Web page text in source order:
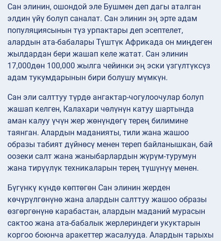
Сан элинин, ошондой эле Бушмен деп дагы аталган
элдин үйү болуп саналат. Сан элинин эң эрте адам
популяциясынын түз урпактары деп эсептелет,
алардын ата-бабалары Түштүк Африкада он миңдеген
жылдардан бери жашап келе жатат. Сан элинин
17,000дөн 100,000 жылга чейинки эң эски үзгүлтүксүз
адам тукумдарынын бири болушу мүмкүн.
Сан эли салттуу түрдө ангактар-чогулоочулар болуп
жашап келген, Калахари чөлүнүн катуу шартында
аман калуу үчүн жер жөнүндөгү терең билимине
таянган. Алардын маданияты, тили жана жашоо
образы табият дүйнөсү менен тереп байланышкан, бай
оозеки салт жана жаныбарлардын жүрүм-турумун
жана тирүүлүк техникаларын терең түшүнүү менен.
Бүгүнкү күндө көптөгөн Сан элинин жерден
көчүрүлгөнүнө жана алардын салттуу жашоо образы
өзгөргөнүнө карабастан, алардын маданий мурасын
сактоо жана ата-бабалык жерлериндеги укуктарын
коргоо боюнча аракеттер жасалууда. Алардын тарыхы